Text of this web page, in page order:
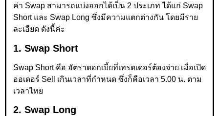
ค่า Swap สามารถแบ่งออกได้เป็น 2 ประเภท ได้แก่ Swap
Short และ Swap Long ซึ่งมีความแตกต่างกัน โดยมีราย
ละเอียด ดังนี้ค่ะ
1. Swap Short
Swap Short คือ อัตราดอกเบี้ยที่เทรดเดอร์ต้องจ่าย เมื่อเปิด
ออเดอร์ Sell เกินเวลาที่กำหนด ซึ่งก็คือเวลา 5.00 น. ตาม
เวลาไทย
2. Swap Long